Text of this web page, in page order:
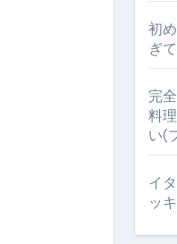
| 【厨房の世界】【イ
初
ぎ
完
料
い(
イ
ッ